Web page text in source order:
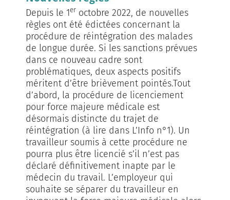
Depuis le 1er octobre 2022, de nouvelles
règles ont été édictées concernant la
procédure de réintégration des malades
de longue durée. Si les sanctions prévues
dans ce nouveau cadre sont
problématiques, deux aspects positifs
méritent d’être brièvement pointés.Tout
d’abord, la procédure de licenciement
pour force majeure médicale est
désormais distincte du trajet de
réintégration (à lire dans L’Info n°1). Un
travailleur soumis à cette procédure ne
pourra plus être licencié s’il n’est pas
déclaré définitivement inapte par le
médecin du travail. L’employeur qui
souhaite se séparer du travailleur en